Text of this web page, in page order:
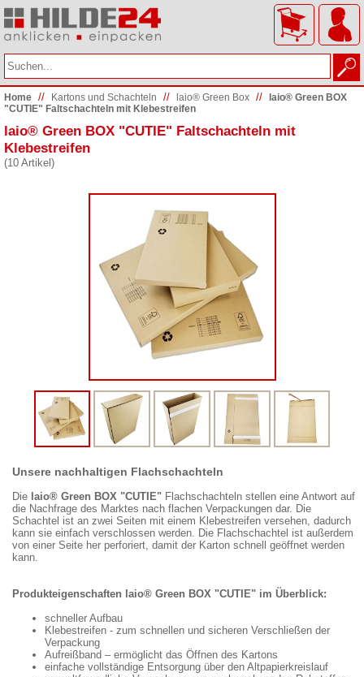
Home // Kartons und Schachteln // laio® Green Box //
laio® Green BOX
"CUTIE" Faltschachteln mit Klebestreifen
laio® Green BOX "CUTIE" Faltschachteln mit
Klebestreifen
(10 Artikel)
Unsere nachhaltigen Flachschachteln
Die laio® Green BOX "CUTIE" Flachschachteln stellen eine Antwort auf
die Nachfrage des Marktes nach flachen Verpackungen dar. Die
Schachtel ist an zwei Seiten mit einem Klebestreifen versehen, dadurch
kann sie einfach verschlossen werden. Die Flachschachtel ist außerdem
von einer Seite her perforiert, damit der Karton schnell geöffnet werden
kann.
Produkteigenschaften laio® Green BOX "CUTIE" im Überblick:
schneller Aufbau
Klebestreifen - zum schnellen und sicheren Verschließen der
Verpackung
Aufreißband – ermöglicht das Öffnen des Kartons
einfache vollständige Entsorgung über den Altpapierkreislauf